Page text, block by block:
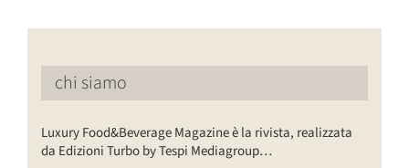
chi siamo
Luxury Food&Beverage Magazine è la rivista, realizzata
da Edizioni Turbo by Tespi Mediagroup…